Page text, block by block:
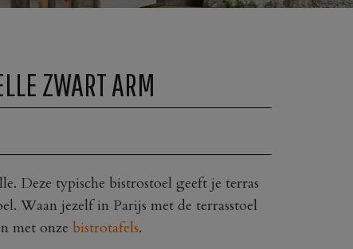
ZWART ARM
Deze typische bistrostoel geeft je terras
Waan jezelf in Parijs met de terrasstoel
met onze bistrotafels.